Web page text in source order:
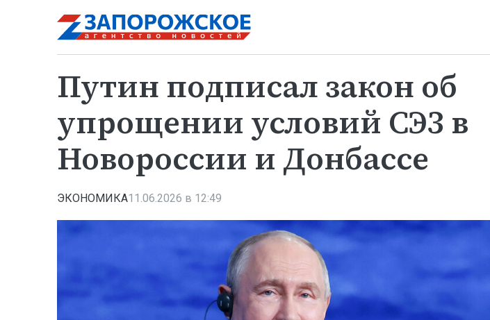
Путин подписал закон об
упрощении условий СЭЗ в
Новороссии и Донбассе
ЭКОНОМИКА11.06.2026 в 12:49